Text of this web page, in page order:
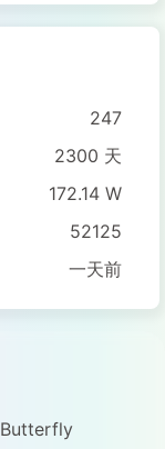
247
2300 天
172.14 W
52125
一天前
Butterfly